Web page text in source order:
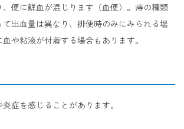
便に鮮血が混じります（血便）。痔の種類
出血量は異なり、排便時のみにみられる場
や粘液が付着する場合もあります。
症を感じることがあります。